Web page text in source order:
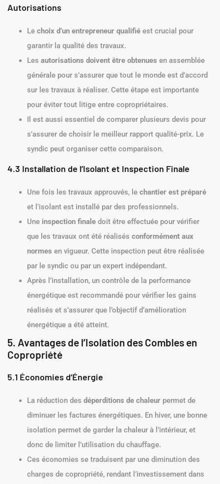
Autorisations
Le choix d’un entrepreneur qualifié est crucial pour
garantir la qualité des travaux.
Les autorisations doivent être obtenues en assemblée
générale pour s’assurer que tout le monde est d’accord
sur les travaux à réaliser. Cette étape est importante
pour éviter tout litige entre copropriétaires.
Il est aussi essentiel de comparer plusieurs devis pour
s’assurer de choisir le meilleur rapport qualité-prix. Le
syndic peut organiser cette comparaison.
4.3 Installation de l’Isolant et Inspection Finale
Une fois les travaux approuvés, le chantier est préparé
et l’isolant est installé par des professionnels.
Une inspection finale doit être effectuée pour vérifier
que les travaux ont été réalisés conformément aux
normes en vigueur. Cette inspection peut être réalisée
par le syndic ou par un expert indépendant.
Après l’installation, un contrôle de la performance
énergétique est recommandé pour vérifier les gains
réalisés et s’assurer que l’objectif d’amélioration
énergétique a été atteint.
5. Avantages de l’Isolation des Combles en
Copropriété
5.1 Économies d’Énergie
La réduction des déperditions de chaleur permet de
diminuer les factures énergétiques. En hiver, une bonne
isolation permet de garder la chaleur à l’intérieur, et
donc de limiter l’utilisation du chauffage.
Ces économies se traduisent par une diminution des
charges de copropriété, rendant l’investissement dans